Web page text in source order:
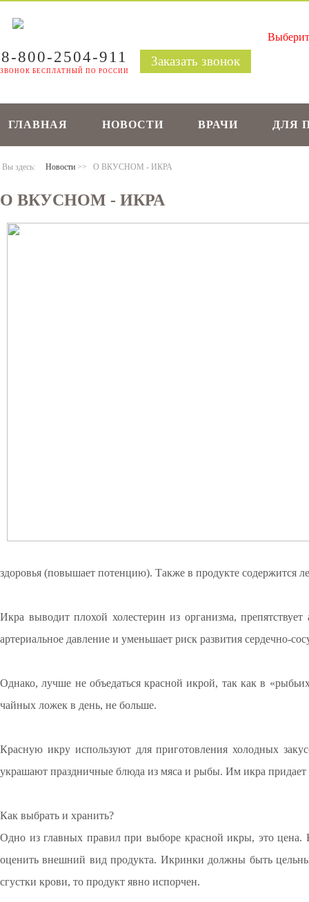
8-800-2504-911
ЗВОНОК БЕСПЛАТНЫЙ ПО РОССИИ
Заказать звонок
ГЛАВНАЯ НОВОСТИ ВРАЧИ ДЛЯ
Вы здесь: Новости >> О ВКУСНОМ - ИКРА
О ВКУСНОМ - ИКРА
здоровья (повышает потенцию). Также в продукте содержится
Икра выводит плохой холестерин из организма,
артериальное давление и уменьшает риск развития сердечно-
Однако, лучше не объедаться красной икрой, так как в
чайных ложек в день, не больше.
Красную икру используют для приготовления холодных
украшают праздничные блюда из мяса и рыбы. Им икра
Как выбрать и хранить?
Одно из главных правил при выборе красной икры, это цена.
оценить внешний вид продукта. Икринки должны быть
сгустки крови, то продукт явно испорчен.